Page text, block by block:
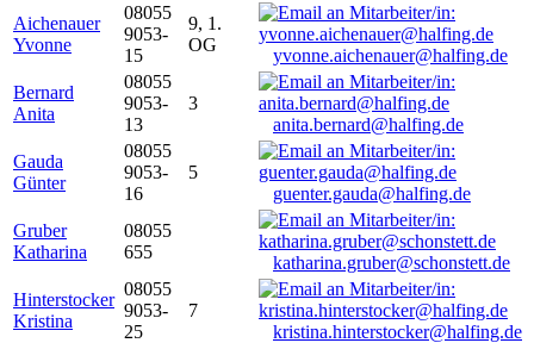
Aichenauer
Yvonne
08055
9053-
15
9, 1.
OG
yvonne.aichenauer@halfing.de
Bernard
Anita
08055
9053-
13
3
anita.bernard@halfing.de
Gauda
Günter
08055
9053-
16
5
guenter.gauda@halfing.de
Gruber
Katharina
08055
655
katharina.gruber@schonstett.de
Hinterstocker
Kristina
08055
9053-
25
7
kristina.hinterstocker@halfing.de